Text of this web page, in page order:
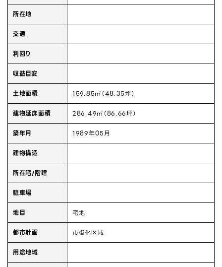
所在地
交通
利回り
収益目安
土地面積 159.85㎡（48.35坪）
建物延床面積 286.49㎡（86.66坪）
築年月 1989年05月
建物構造
所在階/階建
駐車場
地目 宅地
都市計画 市街化区域
用途地域